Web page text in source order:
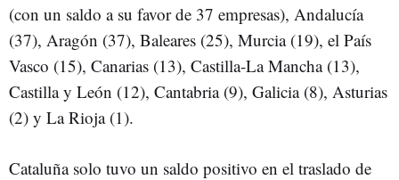
(con un saldo a su favor de 37 empresas), Andalucía
(37), Aragón (37), Baleares (25), Murcia (19), el País
Vasco (15), Canarias (13), Castilla-La Mancha (13),
Castilla y León (12), Cantabria (9), Galicia (8), Asturias
(2) y La Rioja (1).
Cataluña solo tuvo un saldo positivo en el traslado de